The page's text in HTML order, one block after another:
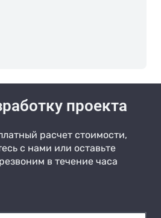
проекта
расчет стоимости,
с нами или оставьте
в течение часа